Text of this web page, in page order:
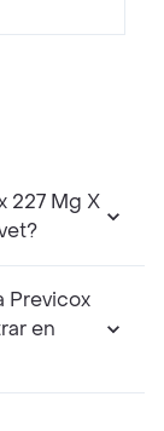
227 Mg X
Previcox
en